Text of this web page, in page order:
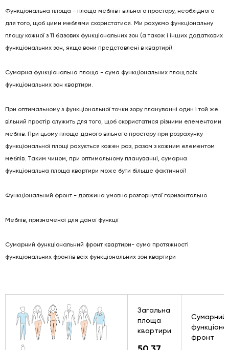
Функціональна площа - площа меблів і вільного простору, необхідного
для того, щоб цими меблями скористатися. Ми рахуємо функціональну
площу кожної з 11 базових функціональних зон (а також і інших додаткових
функціональних зон, якщо вони представлені в квартирі).
Сумарна функціональна площа - сума функціональних площ всіх
функціональних зон квартири.
При оптимальному з функціональної точки зору плануванні один і той же
вільний простір служить для того, щоб скористатися різними елементами
меблів. При цьому площа даного вільного простору при розрахунку
функціональної площі рахується кожен раз, разом з кожним елементом
меблів. Таким чином, при оптимальному плануванні, сумарна
функціональна площа квартири може бути більше фактичної!
Функціональний фронт - довжина умовно розгорнутої горизонтально
Меблів, призначеної для даної функції
Сумарний функціональний фронт квартири- сума протяжності
функціональних фронтів всіх функціональних зон квартири
Загальна
площа
квартири
Сумарний
фронт